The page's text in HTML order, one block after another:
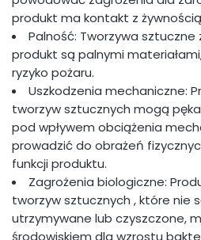
produkt ma kontakt z
Palność: Tworzywa
produkt są palnymi
ryzyko pożaru.
Uszkodzenia mechaniczne:
tworzyw sztucznych mogą
pod wpływem obciążenia
prowadzić do obrażeń
funkcji produktu.
Zagrożenia biologiczne:
tworzyw sztucznych , które nie
utrzymywane lub czyszczone,
środowiskiem dla wzrostu